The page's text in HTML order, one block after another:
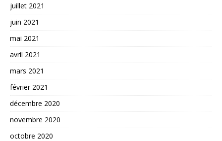
juillet 2021
juin 2021
mai 2021
avril 2021
mars 2021
février 2021
décembre 2020
novembre 2020
octobre 2020